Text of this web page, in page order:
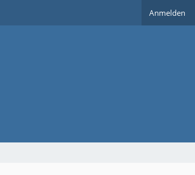
Anmelden